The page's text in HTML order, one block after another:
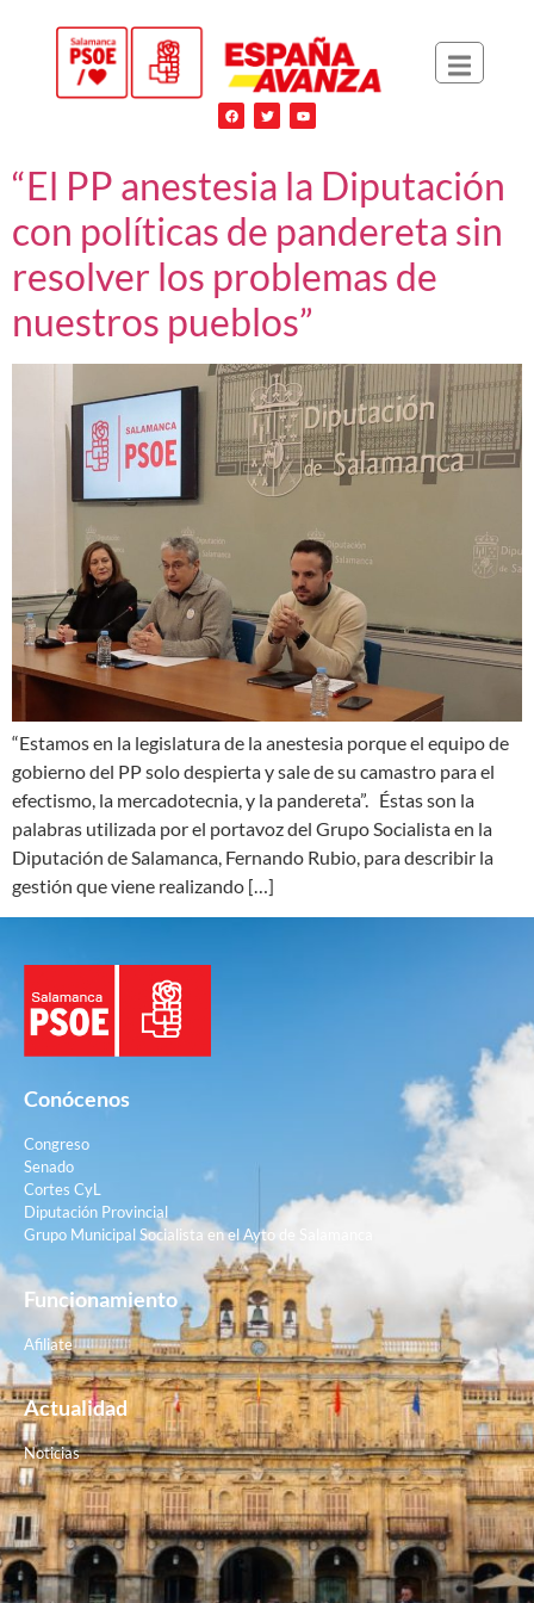
“El PP anestesia la Diputación
con políticas de pandereta sin
resolver los problemas de
nuestros pueblos”
“Estamos en la legislatura de la anestesia porque el equipo de
gobierno del PP solo despierta y sale de su camastro para el
efectismo, la mercadotecnia, y la pandereta”. Éstas son la
palabras utilizada por el portavoz del Grupo Socialista en la
Diputación de Salamanca, Fernando Rubio, para describir la
gestión que viene realizando […]
Conócenos
Congreso
Senado
Cortes CyL
Diputación Provincial
Grupo Municipal Socialista en el Ayto de Salamanca
Funcionamiento
Afiliate
Actualidad
Noticias